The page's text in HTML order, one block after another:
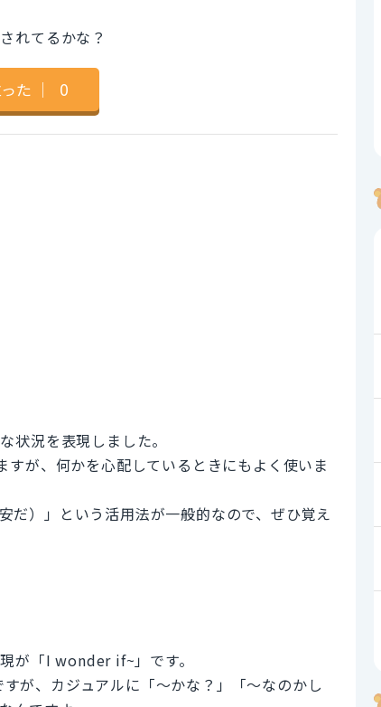
れてるかな？
た ｜ 0
状況を表現しました。
が、何かを心配しているときにもよく使いま
）」という活用法が一般的なので、ぜひ覚え
が「I wonder if~」です。
が、カジュアルに「～かな？」「～なのかし